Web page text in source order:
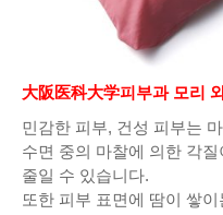
大阪医科大学피부과 모리
민감한 피부, 건성 피부는
수면 중의 마찰에 의한 각
줄일 수 있습니다.
또한 피부 표면에 땀이 쌓